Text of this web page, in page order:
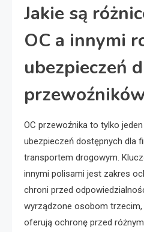
Jakie są
OC a innymi
ubezpieczeń
OC przewoźnika to tylko
ubezpieczeń dostępnych dla
transportem drogowym.
innymi polisami jest zakres
chroni przed
wyrządzone osobom
oferują ochronę przed